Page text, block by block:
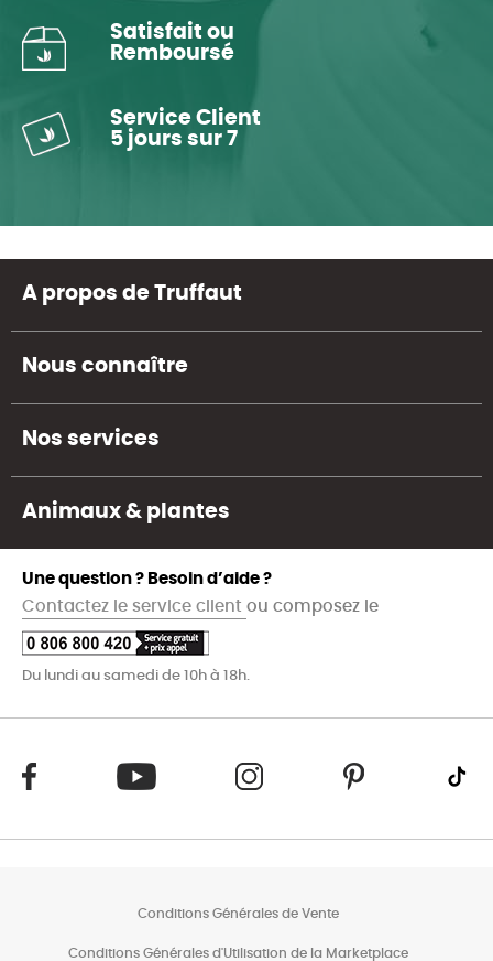
Satisfait ou
Remboursé
Service Client
5 jours sur 7
A propos de Truffaut
Nous connaître
Nos services
Animaux & plantes
Une question ? Besoin d’aide ?
Contactez le service client ou composez le
Du lundi au samedi de 10h à 18h.
Conditions Générales de Vente
Conditions Générales d'Utilisation de la Marketplace